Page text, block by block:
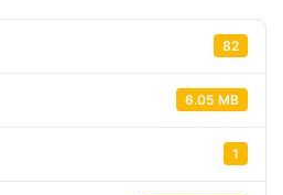
82
6.05 MB
1